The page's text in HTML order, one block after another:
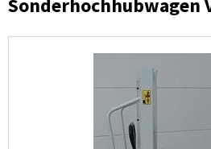
Sonderhochhubwagen